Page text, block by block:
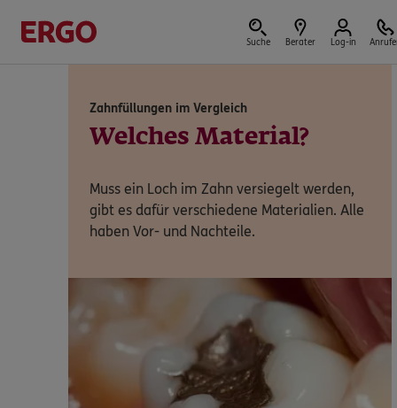
Suche Berater Log-in
Versicherungen & Finanzen
Reform der privaten Altersvorsorge
Jetzt informieren
Nicht sicher, was Sie benötigen?
Zahnfüllungen im Vergleich
Welches Material?
Muss ein Loch im Zahn versiegelt werden,
gibt es dafür verschiedene Materialien. Alle
haben Vor- und Nachteile.